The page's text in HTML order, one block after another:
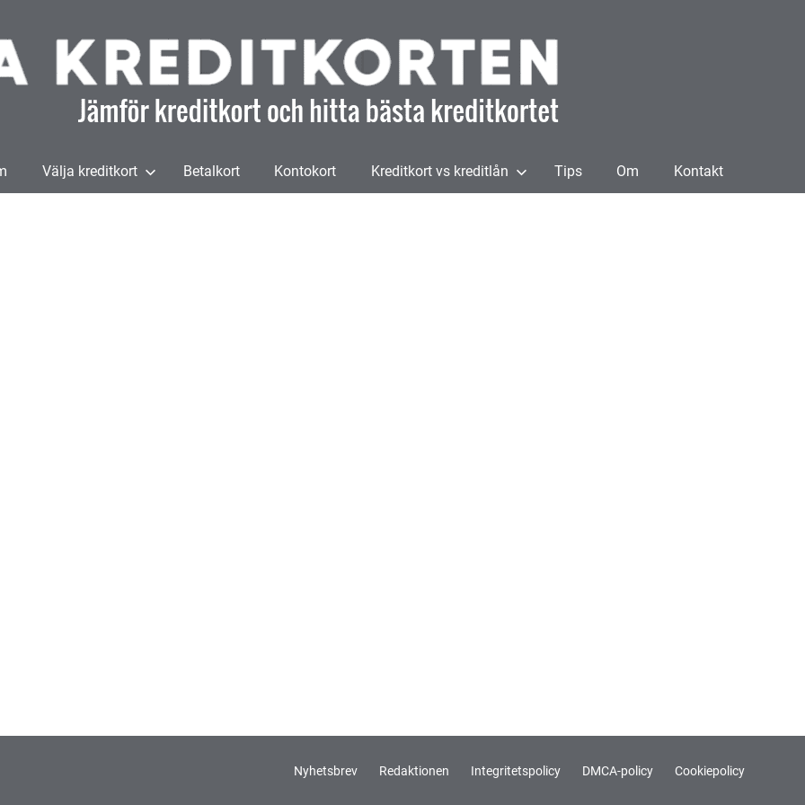
Välja kreditkort Betalkort Kontokort Kreditkort vs kreditlån Tips Om Kontakt
Nyhetsbrev Redaktionen Integritetspolicy DMCA-policy Cookiepolicy